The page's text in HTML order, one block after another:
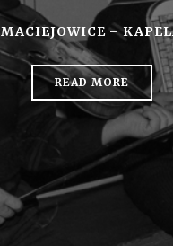
MACIEJOWICE –
READ MORE